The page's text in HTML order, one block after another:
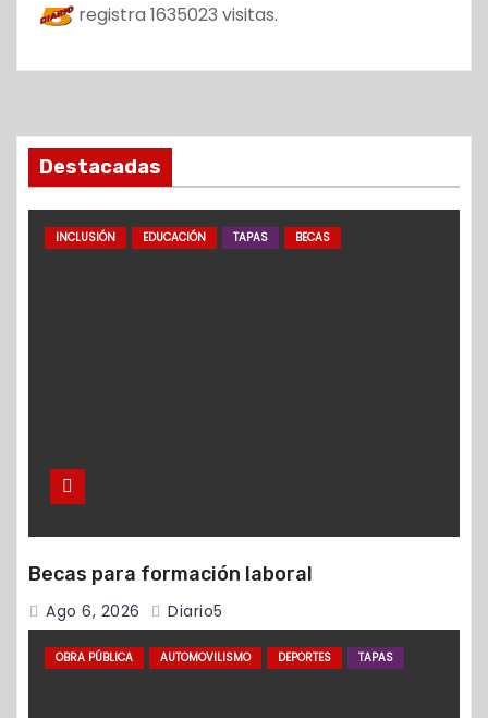
registra 1635023 visitas.
Destacadas
INCLUSIÓN EDUCACIÓN TAPAS BECAS
Becas para formación laboral
Ago 6, 2026 Diario5
OBRA PÚBLICA AUTOMOVILISMO DEPORTES TAPAS